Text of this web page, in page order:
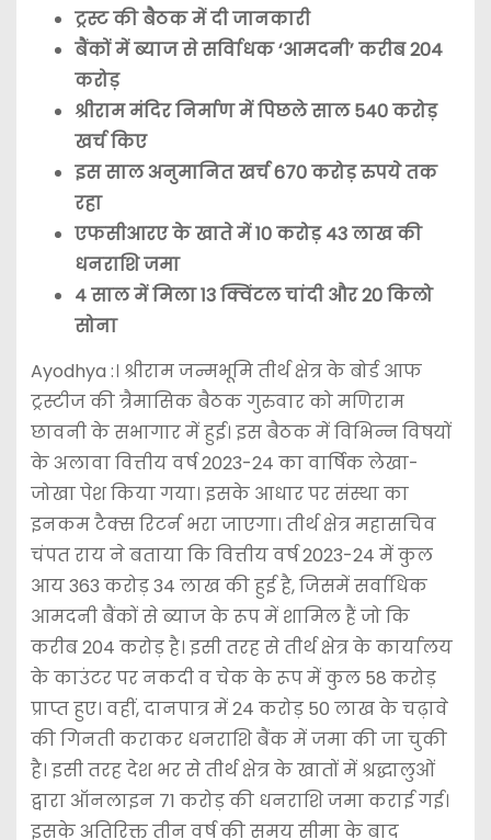
ट्रस्ट की बैठक में दी जानकारी
बैंकों में ब्याज से सर्वािधक ‘आमदनी’ करीब 204
करोड़
श्रीराम मंदिर निर्माण में पिछले साल 540 करोड़
खर्च किए
इस साल अनुमानित खर्च 670 करोड़ रुपये तक
रहा
एफसीआरए के खाते में 10 करोड़ 43 लाख की
धनराशि जमा
4 साल में मिला 13 क्विंटल चांदी और 20 किलो
सोना
Ayodhya :। श्रीराम जन्मभूमि तीर्थ क्षेत्र के बोर्ड आफ
ट्रस्टीज की त्रैमासिक बैठक गुरुवार को मणिराम
छावनी के सभागार में हुई। इस बैठक में विभिन्न विषयों
के अलावा वित्तीय वर्ष 2023-24 का वार्षिक लेखा-
जोखा पेश किया गया। इसके आधार पर संस्था का
इनकम टैक्स रिटर्न भरा जाएगा। तीर्थ क्षेत्र महासचिव
चंपत राय ने बताया कि वित्तीय वर्ष 2023-24 में कुल
आय 363 करोड़ 34 लाख की हुई है, जिसमें सर्वाधिक
आमदनी बैंकों से ब्याज के रूप में शामिल हैं जो कि
करीब 204 करोड़ है। इसी तरह से तीर्थ क्षेत्र के कार्यालय
के काउंटर पर नकदी व चेक के रूप में कुल 58 करोड़
प्राप्त हुए। वहीं, दानपात्र में 24 करोड़ 50 लाख के चढ़ावे
की गिनती कराकर धनराशि बैंक में जमा की जा चुकी
है। इसी तरह देश भर से तीर्थ क्षेत्र के खातों में श्रद्धालुओं
द्वारा ऑनलाइन 71 करोड़ की धनराशि जमा कराई गई।
इसके अतिरिक्त तीन वर्ष की समय सीमा के बाद